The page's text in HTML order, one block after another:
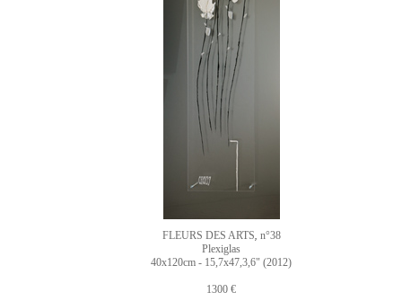
FLEURS DES ARTS n°38
Plexiglas
40x120cm - 15,7x47,3,6" (2012)
1300 €